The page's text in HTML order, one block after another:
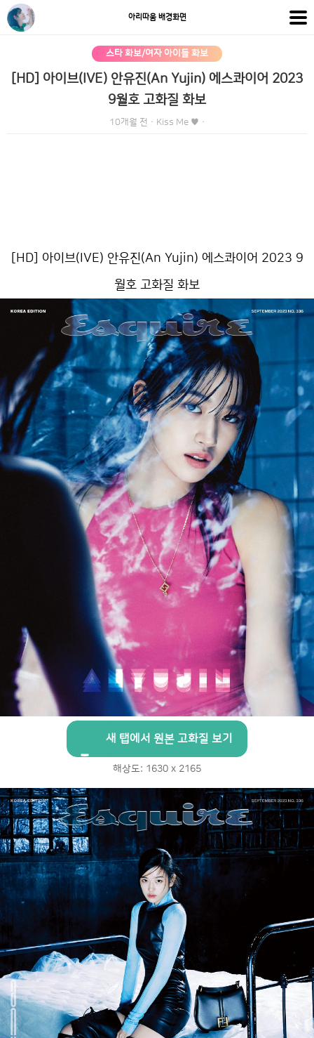
아리따움 배경화면
스타 화보/여자 아이돌 화보
[HD] 아이브(IVE) 안유진(An Yujin) 에스콰이어 2023
9월호 고화질 화보
10개월 전 · Kiss Me ♥ ·
[HD] 아이브(IVE) 안유진(An Yujin) 에스콰이어 2023 9
월호 고화질 화보
새 탭에서 원본 고화질 보기
해상도: 1630 x 2165